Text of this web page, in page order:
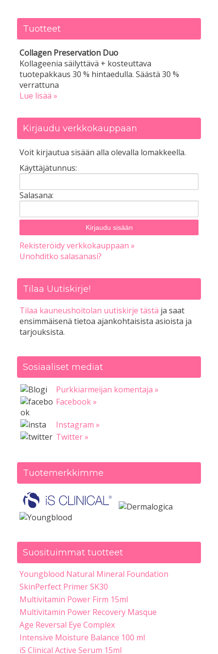
Tuotteet
Collagen Preservation Duo
Kollageenia säilyttävä + kosteuttava
tuotepakkaus 30 % hintaedulla. Säästä 30 %
verrattuna
Lue lisää »
Kirjaudu verkkokauppaan
Voit kirjautua sisään alla olevalla lomakkeella.
Käyttäjätunnus:
Salasana:
Rekisteröidy verkkokauppaan »
Unohditko salasanasi?
Tilaa Uutiskirje!
Tilaa kauneushoitolan uutiskirje tästä ja saat
ensimmäisenä tietoa ajankohtaisista asioista ja
tarjouksista.
Sosiaaliset mediat
Purkkiarmeijan komentaja »
Facebook »
Instagram »
Twitter »
Tuotemerkkimme
Suosituimmat tuotteet
Youngblood Natural Mineral Foundation
SkinPerfect Primer SK30
Multivitamin Power Firm 15ml
Multivitamin Power Recovery Masque
Age Reversal Eye Complex
Intensive Moisture Balance 100 ml
iS Clinical Active Serum 15ml